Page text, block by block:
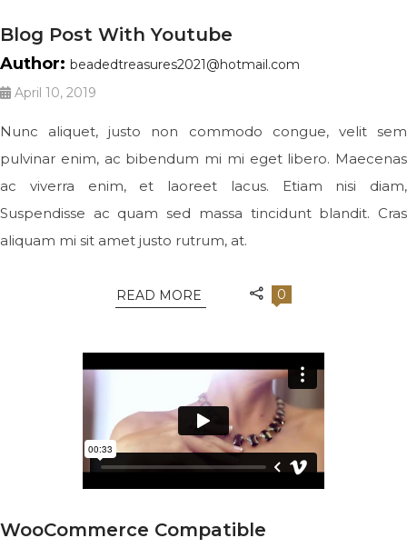
Blog Post With Youtube
Author: beadedtreasures2021@hotmail.com
April 10, 2019
Nunc aliquet, justo non commodo congue, velit sem
pulvinar enim, ac bibendum mi mi eget libero. Maecenas
ac viverra enim, et laoreet lacus. Etiam nisi diam,
Suspendisse ac quam sed massa tincidunt blandit. Cras
aliquam mi sit amet justo rutrum, at.
READ MORE 0
WooCommerce Compatible